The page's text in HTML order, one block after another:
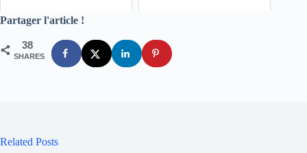
Partager l'article !
38
SHARES
Related Posts